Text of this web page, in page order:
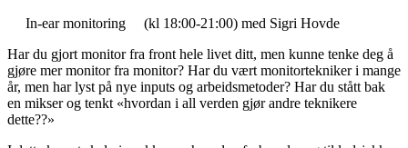
In-ear monitoring
(kl 18:00-21:00) med Sigri Hovde
Har du gjort monitor fra front hele livet ditt, men kunne tenke deg å
gjøre mer monitor fra monitor? Har du vært monitortekniker i mange
år, men har lyst på nye inputs og arbeidsmetoder? Har du stått bak
en mikser og tenkt «hvordan i all verden gjør andre teknikere
dette??»